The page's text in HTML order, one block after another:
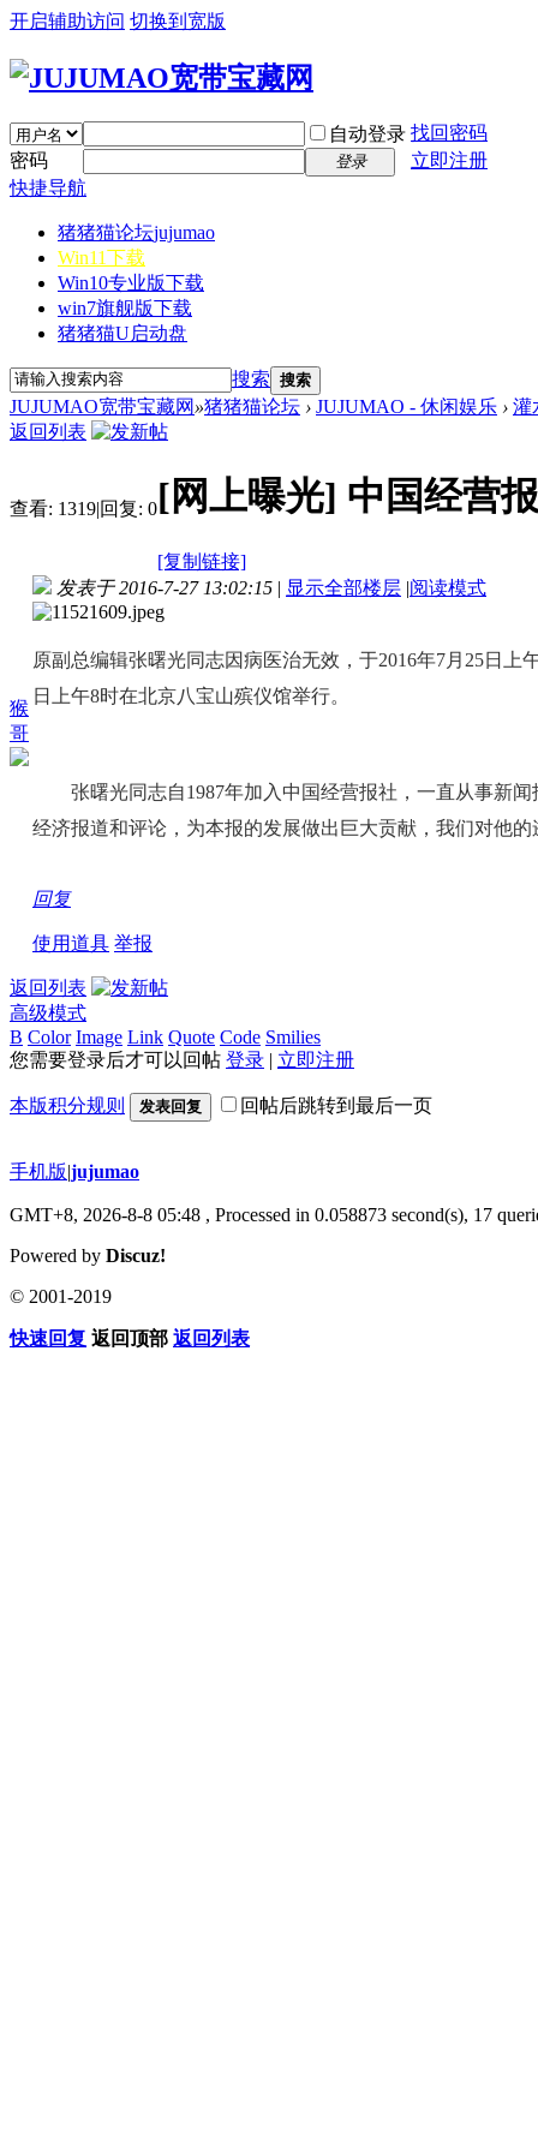
开启辅助访问 切换到宽版
自动登录 找回密码
密码
登录
立即注册
快捷导航
猪猪猫论坛jujumao
Win11下载
Win10专业版下载
win7旗舰版下载
猪猪猫U启动盘
搜索 搜索
JUJUMAO宽带宝藏网 »猪猪猫论坛 › JUJUMAO - 休闲娱乐 › 灌
返回列表
查看: 1319|回复: 0[网上曝光] 中国经营
[复制链接]
猴
哥
发表于 2016-7-27 13:02:15 | 显示全部楼层 |阅读模式
原副总编辑张曙光同志因病医治无效，于2016年7月25日上
日上午8时在北京八宝山殡仪馆举行。
张曙光同志自1987年加入中国经营报社，一直从事新闻
经济报道和评论，为本报的发展做出巨大贡献，我们对他
回复
使用道具 举报
返回列表
高级模式
B Color Image Link Quote Code Smilies
您需要登录后才可以回帖 登录 | 立即注册
本版积分规则 发表回复 回帖后跳转到最后一页
手机版|jujumao
GMT+8, 2026-8-8 05:48 , Processed in 0.058873 second(s), 17
Powered by Discuz!
© 2001-2019
快速回复 返回顶部 返回列表